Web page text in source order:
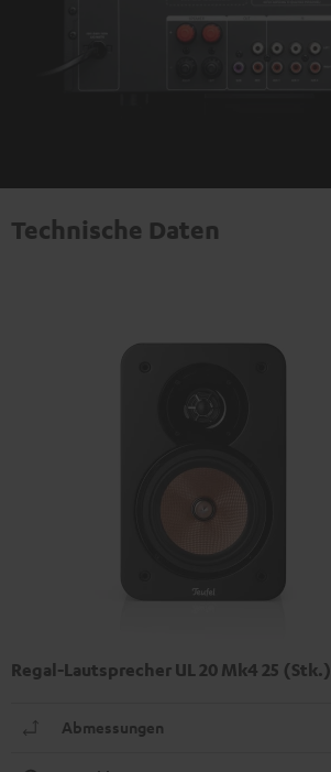
Technische Daten
Regal-Lautsprecher UL 20 Mk4 25 (Stk.)
Abmessungen